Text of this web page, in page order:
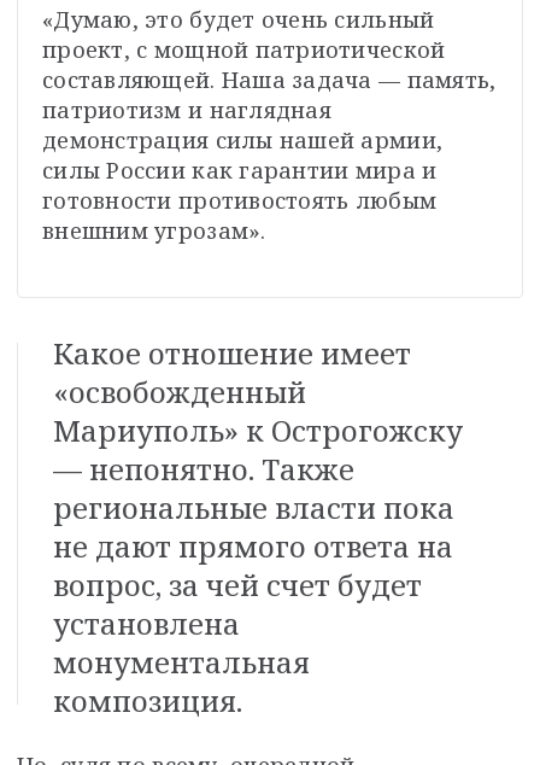
«Думаю, это будет очень сильный
проект, с мощной патриотической
составляющей. Наша задача — память,
патриотизм и наглядная
демонстрация силы нашей армии,
силы России как гарантии мира и
готовности противостоять любым
внешним угрозам».
Какое отношение имеет
«освобожденный
Мариуполь» к Острогожску
— непонятно. Также
региональные власти пока
не дают прямого ответа на
вопрос, за чей счет будет
установлена
монументальная
композиция.